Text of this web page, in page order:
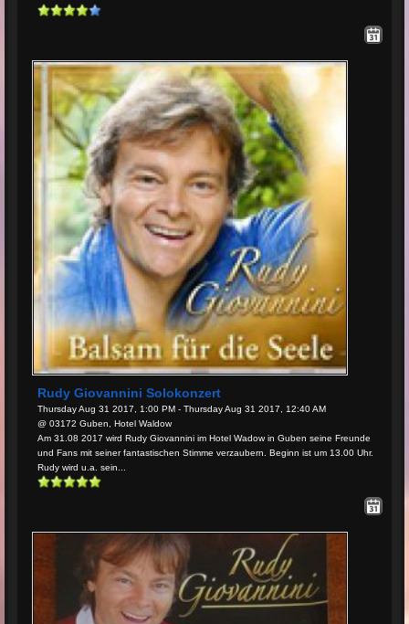
Rudy Giovannini Solokonzert
Thursday Aug 31 2017, 1:00 PM - Thursday Aug 31 2017, 12:40 AM
@ 03172 Guben, Hotel Waldow
Am 31.08 2017 wird Rudy Giovannini im Hotel Wadow in Guben seine Freunde
und Fans mit seiner fantastischen Stimme verzaubern. Beginn ist um 13.00 Uhr.
Rudy wird u.a. sein...